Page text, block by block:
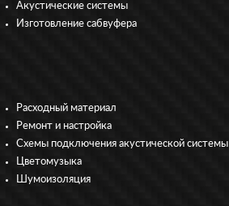
Акустические системы
Изготовление сабвуфера
Расходный материал
Ремонт и настройка
Схемы подключения акустической системы
Цветомузыка
Шумоизоляция